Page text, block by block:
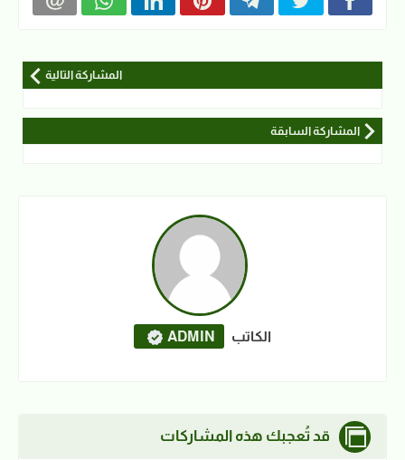
المشاركة التالية
المشاركة السابقة
الكاتب ADMIN
قد تُعجبك هذه المشاركات